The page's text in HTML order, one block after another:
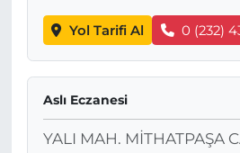
Yol Tarifi Al 0 (232)
Aslı Eczanesi
YALI MAH. MİTHATPAŞA